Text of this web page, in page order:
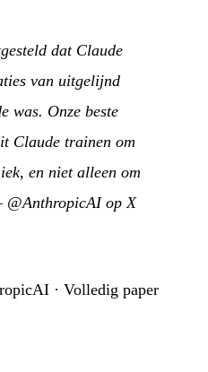
dat Claude
van uitgelijnd
was. Onze beste
Claude trainen om
en niet alleen om
@AnthropicAI op X
· Volledig paper